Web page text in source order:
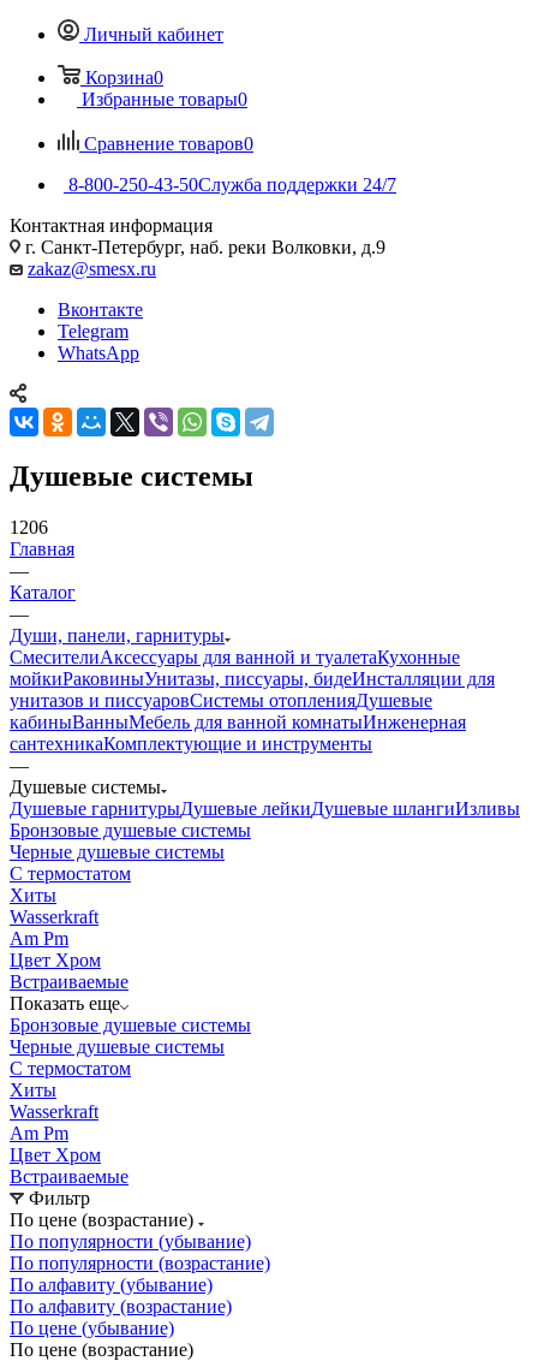
Личный кабинет
Корзина0
Избранные товары0
Сравнение товаров0
8-800-250-43-50Служба поддержки 24/7
Контактная информация
г. Санкт-Петербург, наб. реки Волковки, д.9
zakaz@smesx.ru
Вконтакте
Telegram
WhatsApp
Душевые системы
1206
Главная
—
Каталог
—
Души, панели, гарнитуры
СмесителиАксессуары для ванной и туалетаКухонные
мойкиРаковиныУнитазы, писсуары, бидеИнсталляции для
унитазов и писсуаровСистемы отопленияДушевые
кабиныВанныМебель для ванной комнатыИнженерная
сантехникаКомплектующие и инструменты
—
Душевые системы
Душевые гарнитурыДушевые лейкиДушевые шлангиИзливы
Бронзовые душевые системы
Черные душевые системы
С термостатом
Хиты
Wasserkraft
Am Pm
Цвет Хром
Встраиваемые
Показать еще
Бронзовые душевые системы
Черные душевые системы
С термостатом
Хиты
Wasserkraft
Am Pm
Цвет Хром
Встраиваемые
Фильтр
По цене (возрастание)
По популярности (убывание)
По популярности (возрастание)
По алфавиту (убывание)
По алфавиту (возрастание)
По цене (убывание)
По цене (возрастание)